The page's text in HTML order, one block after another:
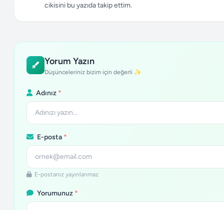
cikisini bu yazıda takip ettim.
Yorum Yazın
Düşünceleriniz bizim için değerli ✨
Adınız *
E-posta *
E-postanız yayınlanmaz
Yorumunuz *